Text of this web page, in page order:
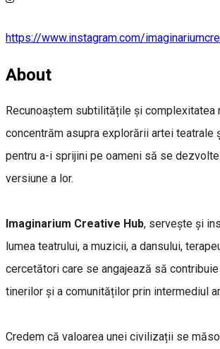
https://www.instagram.com/
About
Recunoaștem subtilitățile și complexitatea
concentrăm asupra explorării artei teatrale
pentru a-i sprijini pe oameni să se
versiune a lor.
Imaginarium Creative Hub, servește și
lumea teatrului, a muzicii, a dansului,
cercetători care se angajează să
tinerilor și a comunităților prin intermediul
Credem că valoarea unei civilizații se